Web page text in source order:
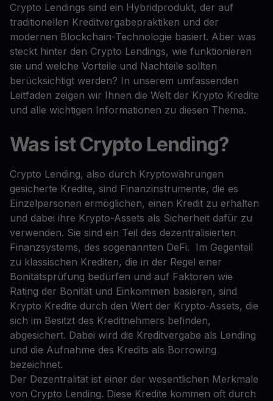
Crypto Lendings sind ein Hybridprodukt, der auf
traditionellen Kreditvergabepraktiken und der
modernen Blockchain-Technologie basiert. Aber was
steckt hinter den Crypto Lendings, wie funktionieren
sie und welche Vorteile und Nachteile sollten
berücksichtigt werden? In unserem umfassenden
Leitfaden zeigen wir Ihnen die Welt der Krypto Kredite
und alle wichtigen Informationen zu diesen Thema.
Was ist Crypto Lending?
Crypto Lending, also durch Kryptowährungen
gesicherte Kredite, sind Finanzinstrumente, die es
Einzelpersonen ermöglichen, einen Kredit zu erhalten
und dabei ihre Krypto-Assets als Sicherheit dafür zu
verwenden. Sie sind ein Teil des dezentralisierten
Finanzsystems, des sogenannten DeFi. Im Gegenteil
zu klassischen Krediten, die in der Regel einer
Bonitätsprüfung bedürfen und auf Faktoren wie
Rating der Bonität und Einkommen basieren, sind
Krypto Kredite durch den Wert der Krypto-Assets, die
sich im Besitzt des Kreditnehmers befinden,
abgesichert. Dabei wird die Kreditvergabe als Lending
und die Aufnahme des Kredits als Borrowing
bezeichnet.
Der Dezentralität ist einer der wesentlichen Merkmale
von Crypto Lending. Diese Kredite kommen oft durch